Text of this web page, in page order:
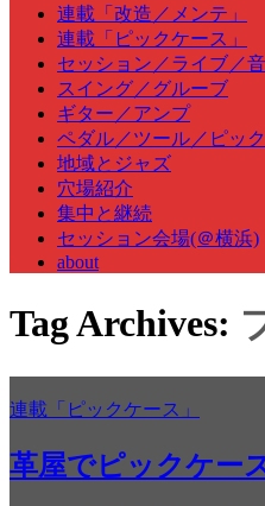
連載「改造／メンテ」
連載「ピックケース」
セッション／ライブ／
スイング／グルーブ
ギター／アンプ
ペダル／ツール／ピッ
地域とジャズ
穴場紹介
集中と継続
セッション会場(＠横浜)
about
Tag Archives:
連載「ピックケース」
革屋でピックケー